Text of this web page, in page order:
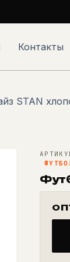
Контакты
STAN